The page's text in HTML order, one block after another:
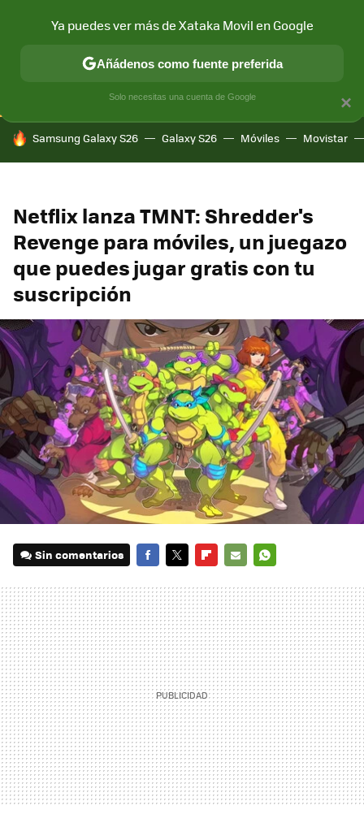
CONECTIVIDAD MÓVIL Y SOCIEDAD APLICACIONES
HOY SE HABLA DE
Samsung Galaxy S26 Galaxy S26 Móviles Movistar
Netflix lanza TMNT: Shredder's
Revenge para móviles, un juegazo
que puedes jugar gratis con tu
suscripción
Sin comentarios
MAIL
×
Ya puedes ver más de Xataka Movil en Google
Añádenos como fuente preferida
Solo necesitas una cuenta de Google